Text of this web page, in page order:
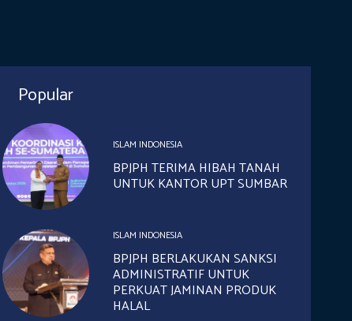
Popular
ISLAM INDONESIA
BPJPH TERIMA HIBAH TANAH
UNTUK KANTOR UPT SUMBAR
ISLAM INDONESIA
BPJPH BERLAKUKAN SANKSI
ADMINISTRATIF UNTUK
PERKUAT JAMINAN PRODUK
HALAL